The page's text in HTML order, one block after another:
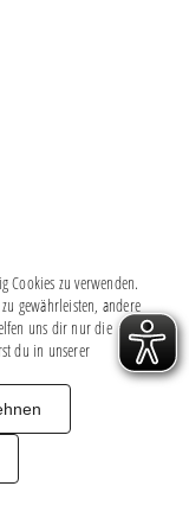
Cookies zu verwenden.
gewährleisten, andere
uns dir nur die
du in unserer